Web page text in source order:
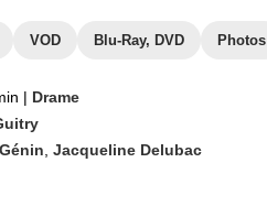
VOD Blu-Ray, DVD Photos
| Drame
Jacqueline Delubac